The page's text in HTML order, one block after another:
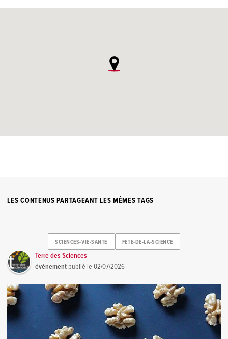
LES CONTENUS PARTAGEANT LES MÊMES TAGS
SCIENCES-VIE-SANTE FETE-DE-LA-SCIENCE
Terre des Sciences
événement publié le02/07/2026